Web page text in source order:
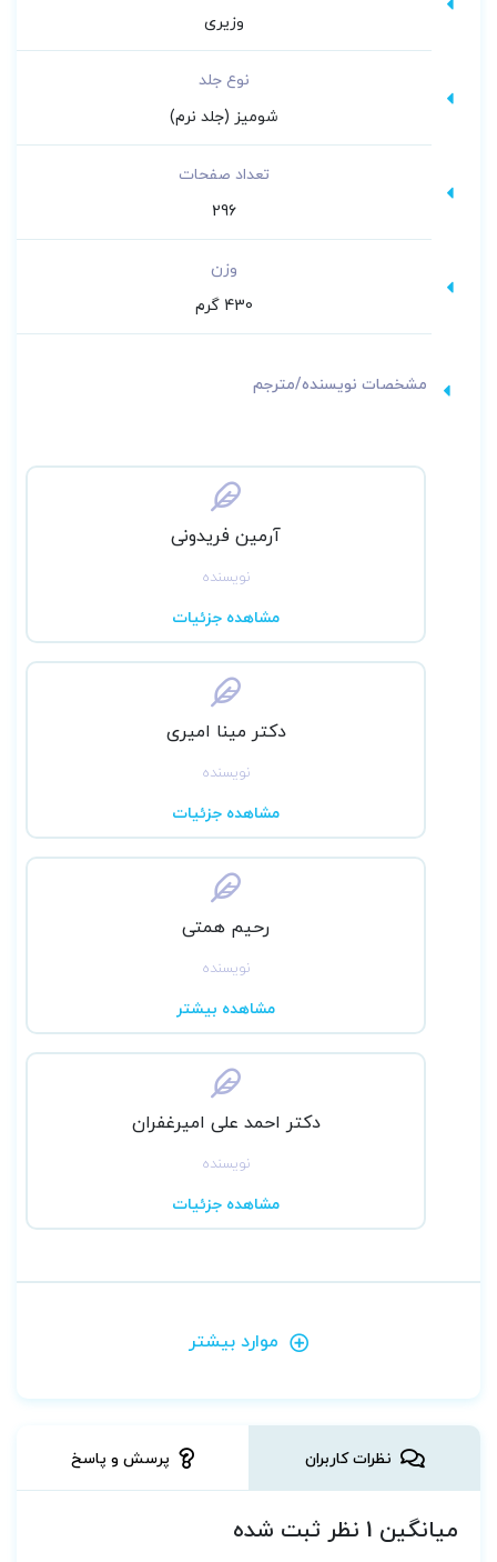
وزیری
نوع جلد
شومیز (جلد نرم)
تعداد صفحات
296
وزن
430 گرم
مشخصات نویسنده/مترجم
آرمین فریدونی
نویسنده
مشاهده جزئیات
دﮐﺘﺮ ﻣﯿﻨﺎ اﻣﯿﺮی
نویسنده
مشاهده جزئیات
رﺣﯿﻢ ﻫﻤﺘﯽ
نویسنده
مشاهده بیشتر
دکتر اﺣﻤﺪ ﻋﻠﯽ اﻣﯿﺮﻏﻔﺮان
نویسنده
مشاهده جزئیات
موارد بیشتر
نظرات کاربران پرسش و پاسخ
میانگین 1 نظر ثبت شده